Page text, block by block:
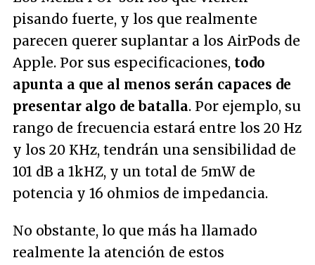
pisando fuerte, y los que realmente
parecen querer suplantar a los AirPods de
Apple. Por sus especificaciones, todo
apunta a que al menos serán capaces de
presentar algo de batalla. Por ejemplo, su
rango de frecuencia estará entre los 20 Hz
y los 20 KHz, tendrán una sensibilidad de
101 dB a 1kHZ, y un total de 5mW de
potencia y 16 ohmios de impedancia.
No obstante, lo que más ha llamado
realmente la atención de estos